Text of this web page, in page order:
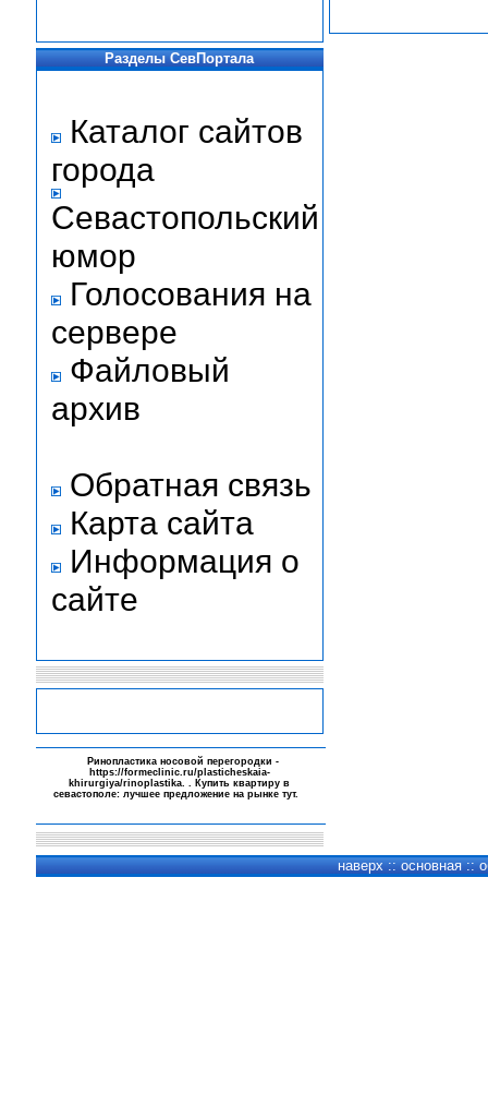
Разделы СевПортала
Каталог сайтов
города
Севастопольский
юмор
Голосования на
сервере
Файловый
архив
Обратная связь
Карта сайта
Информация о
сайте
Ринопластика носовой перегородки -
https://formeclinic.ru/plasticheskaia-
khirurgiya/rinoplastika. . Купить квартиру в
севастополе: лучшее предложение на рынке тут.
наверх ::основная ::